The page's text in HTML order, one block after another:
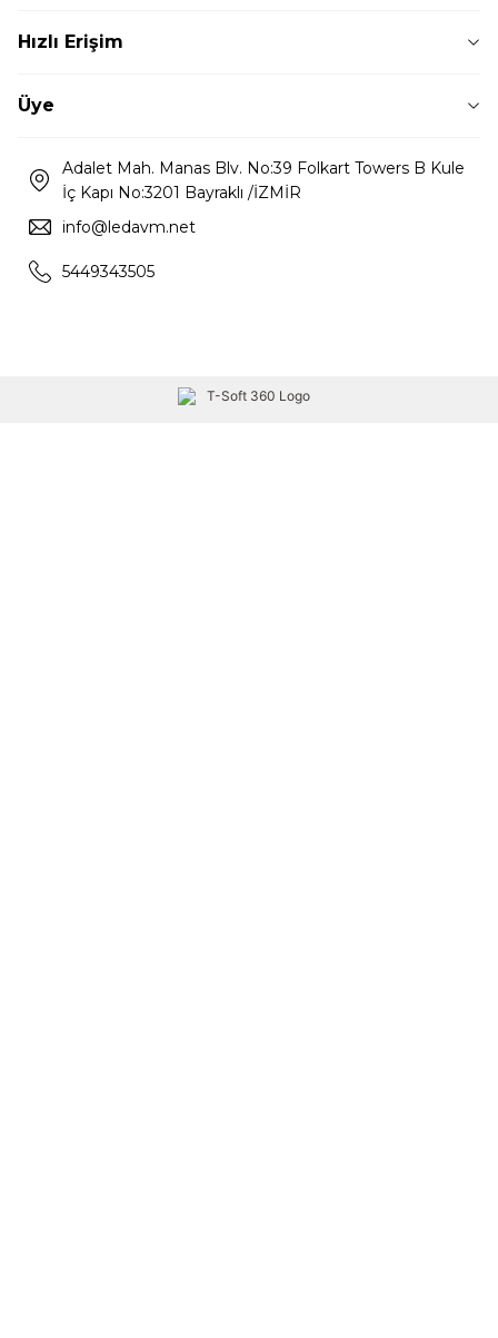
Hızlı Erişim
Üye
Adalet Mah. Manas Blv. No:39 Folkart Towers B Kule
İç Kapı No:3201 Bayraklı /İZMİR
info@ledavm.net
5449343505